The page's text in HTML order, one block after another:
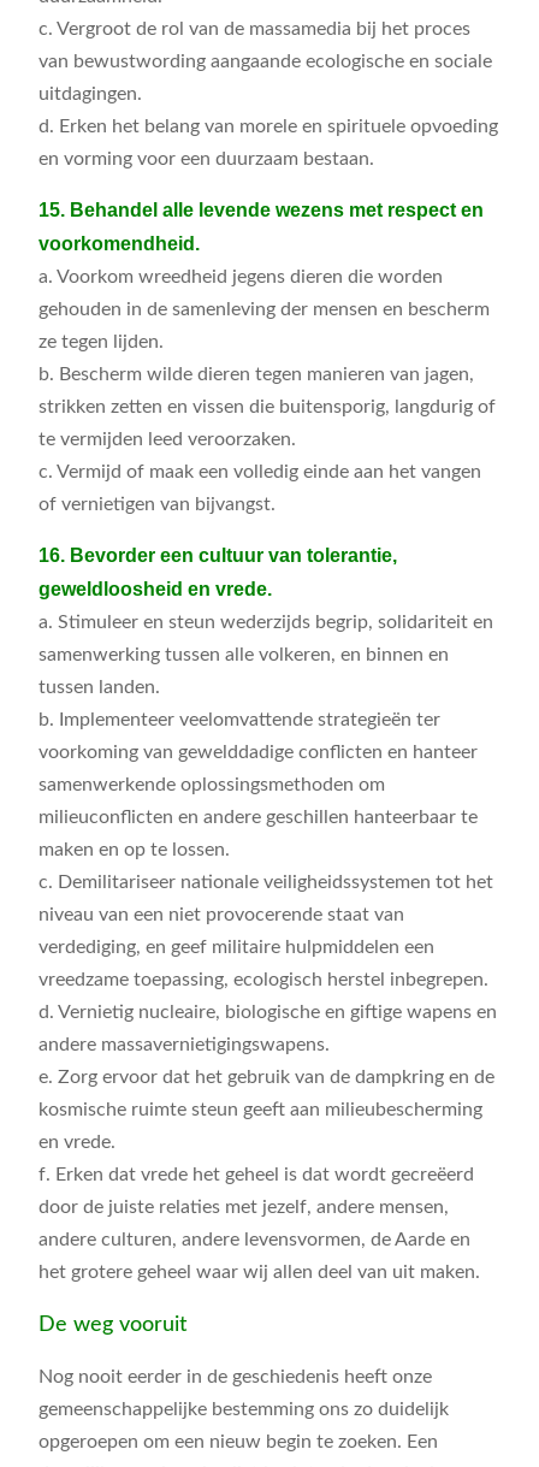
c. Vergroot de rol van de massamedia bij het proces
van bewustwording aangaande ecologische en sociale
uitdagingen.
d. Erken het belang van morele en spirituele opvoeding
en vorming voor een duurzaam bestaan.
15. Behandel alle levende wezens met respect en
voorkomendheid.
a. Voorkom wreedheid jegens dieren die worden
gehouden in de samenleving der mensen en bescherm
ze tegen lijden.
b. Bescherm wilde dieren tegen manieren van jagen,
strikken zetten en vissen die buitensporig, langdurig of
te vermijden leed veroorzaken.
c. Vermijd of maak een volledig einde aan het vangen
of vernietigen van bijvangst.
16. Bevorder een cultuur van tolerantie,
geweldloosheid en vrede.
a. Stimuleer en steun wederzijds begrip, solidariteit en
samenwerking tussen alle volkeren, en binnen en
tussen landen.
b. Implementeer veelomvattende strategieën ter
voorkoming van gewelddadige conflicten en hanteer
samenwerkende oplossingsmethoden om
milieuconflicten en andere geschillen hanteerbaar te
maken en op te lossen.
c. Demilitariseer nationale veiligheidssystemen tot het
niveau van een niet provocerende staat van
verdediging, en geef militaire hulpmiddelen een
vreedzame toepassing, ecologisch herstel inbegrepen.
d. Vernietig nucleaire, biologische en giftige wapens en
andere massavernietigingswapens.
e. Zorg ervoor dat het gebruik van de dampkring en de
kosmische ruimte steun geeft aan milieubescherming
en vrede.
f. Erken dat vrede het geheel is dat wordt gecreëerd
door de juiste relaties met jezelf, andere mensen,
andere culturen, andere levensvormen, de Aarde en
het grotere geheel waar wij allen deel van uit maken.
De weg vooruit
Nog nooit eerder in de geschiedenis heeft onze
gemeenschappelijke bestemming ons zo duidelijk
opgeroepen om een nieuw begin te zoeken. Een